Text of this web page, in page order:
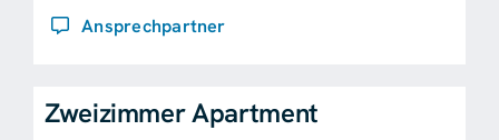
Ansprechpartner
Zweizimmer Apartment